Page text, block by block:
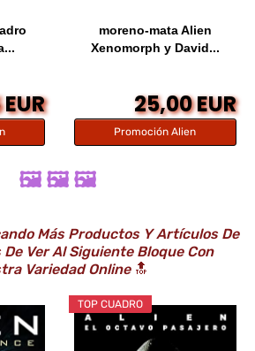
moreno-mata Alien
Xenomorph y David...
25,00 EUR
Promoción Alien
🖼️ 🖼️ 🖼️
Más Productos Y Artículos De
De Ver Al Siguiente Bloque Con
Variedad Online🔝
TOP CUADRO